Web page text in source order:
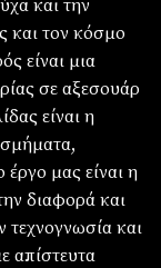
και την
και τον κόσμο
είναι μια
σε αξεσουάρ
είναι η
μας είναι η
διαφορά και
τεχνογνωσία και
απίστευτα